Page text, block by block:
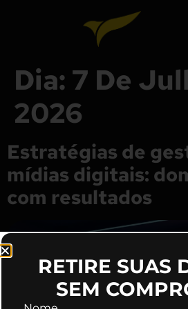
Dia: 7 De
2026
Estratégias de
mídias digitais:
com resultados
RETIRE SUAS
SEM